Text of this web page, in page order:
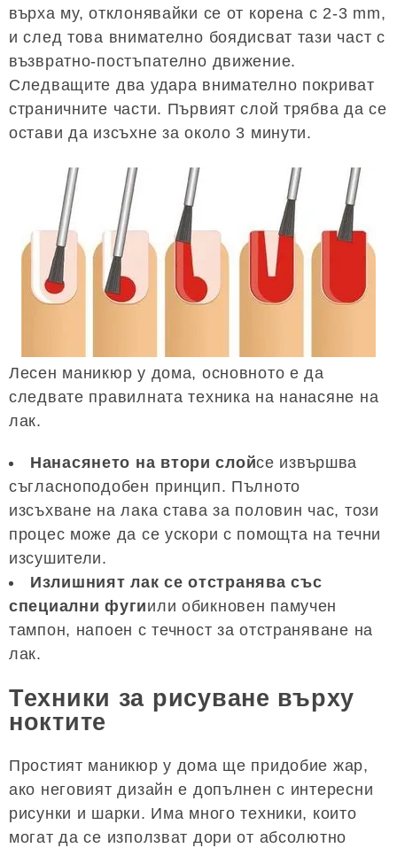
върха му, отклонявайки се от корена с 2-3 mm,
и след това внимателно боядисват тази част с
възвратно-постъпателно движение.
Следващите два удара внимателно покриват
страничните части. Първият слой трябва да се
остави да изсъхне за около 3 минути.
Лесен маникюр у дома, основното е да
следвате правилната техника на нанасяне на
лак.
Нанасянето на втори слойсе извършва
съгласноподобен принцип. Пълното
изсъхване на лака става за половин час, този
процес може да се ускори с помощта на течни
изсушители.
Излишният лак се отстранява със
специални фугиили обикновен памучен
тампон, напоен с течност за отстраняване на
лак.
Техники за рисуване върху
ноктите
Простият маникюр у дома ще придобие жар,
ако неговият дизайн е допълнен с интересни
рисунки и шарки. Има много техники, които
могат да се използват дори от абсолютно